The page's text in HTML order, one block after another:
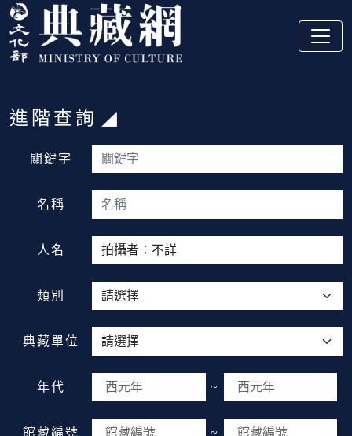
跳到主要內容
:::
:::
進階查詢
關鍵字
名稱
人名
類別
典藏單位
年代 ~
館藏編號 ~